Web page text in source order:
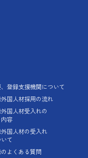
登録支援機関について
国人材採用の流れ
国人材受入れの
容
国人材の受入れ
て
よくある質問